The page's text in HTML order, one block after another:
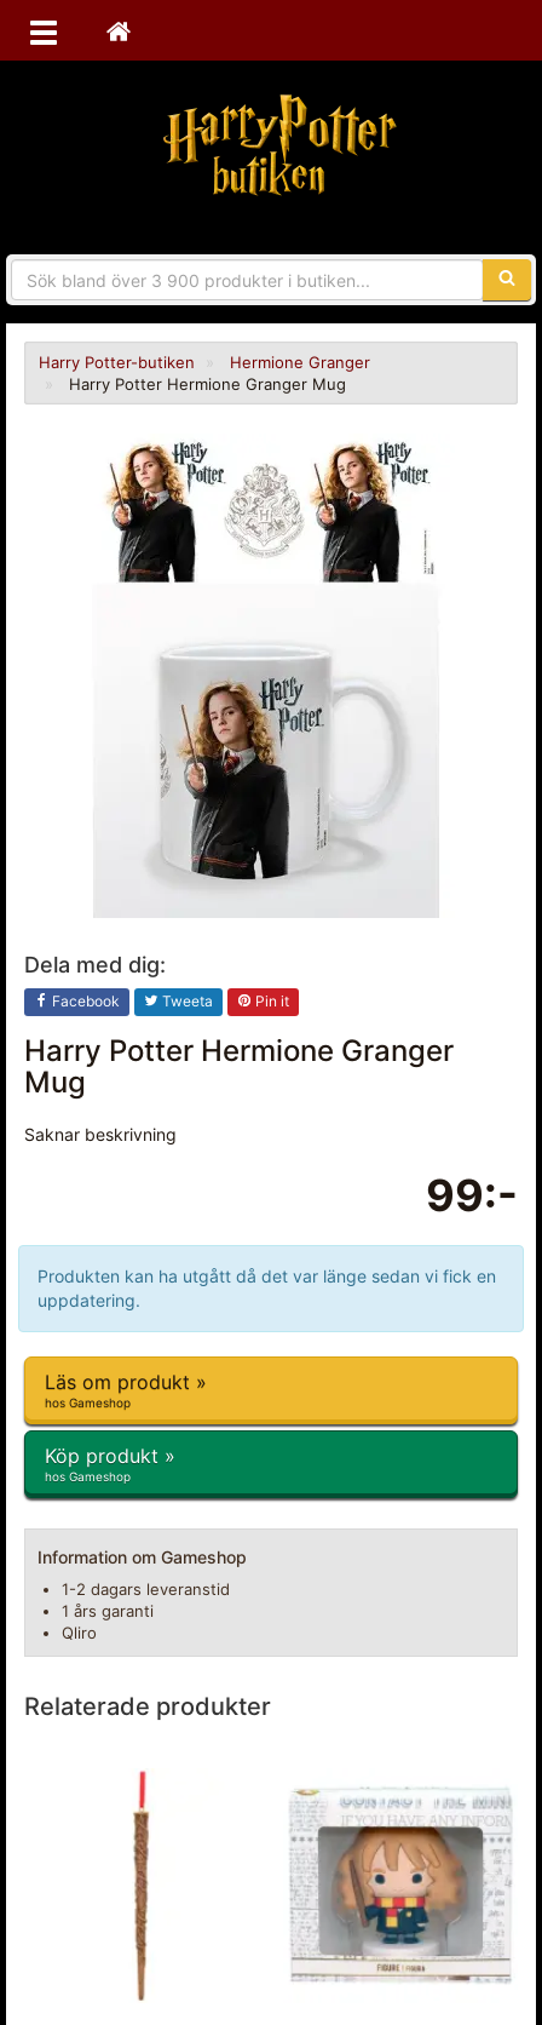
Harry Potter-butiken
Hermione Granger
Harry Potter Hermione Granger Mug
Dela med dig:
Facebook Tweeta Pin it
Harry Potter Hermione Granger
Mug
Saknar beskrivning
99:-
Produkten kan ha utgått då det var länge sedan vi fick en
uppdatering.
Läs om produkt »
hos Gameshop
Köp produkt »
hos Gameshop
Information om Gameshop
1-2 dagars leveranstid
1 års garanti
Qliro
Relaterade produkter